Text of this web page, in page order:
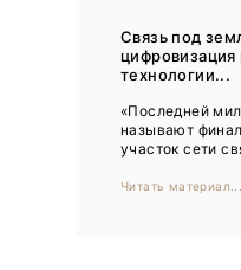
Связь под
цифровизация
технологии...
«Последней
называют
участок сети
Читать материал...